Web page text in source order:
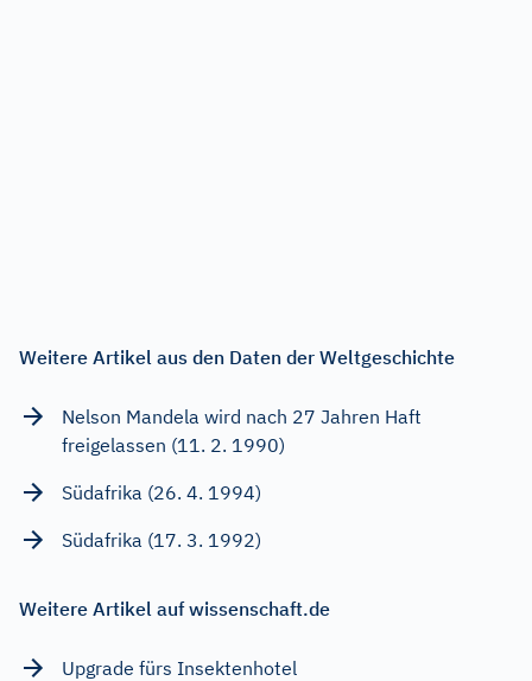
Weitere Artikel aus den Daten der Weltgeschichte
Nelson Mandela wird nach 27 Jahren Haft
freigelassen (11. 2. 1990)
Südafrika (26. 4. 1994)
Südafrika (17. 3. 1992)
Weitere Artikel auf wissenschaft.de
Upgrade fürs Insektenhotel